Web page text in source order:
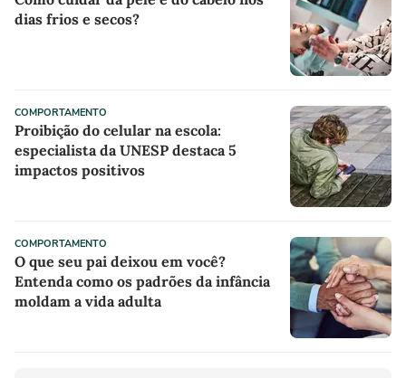
dias frios e secos?
COMPORTAMENTO
Proibição do celular na escola:
especialista da UNESP destaca 5
impactos positivos
COMPORTAMENTO
O que seu pai deixou em você?
Entenda como os padrões da infância
moldam a vida adulta